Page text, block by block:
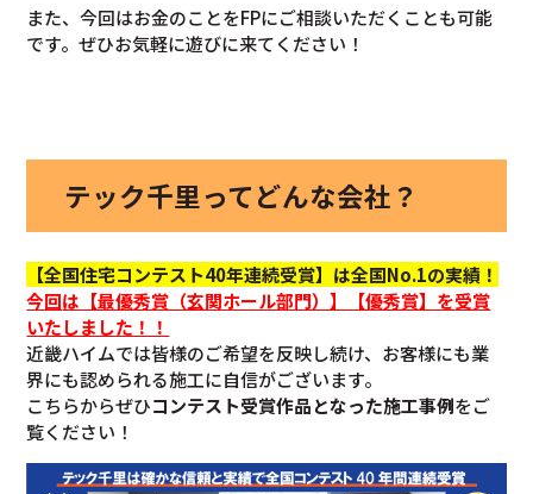
また、今回はお金のことをFPにご相談いただくことも可能
です。ぜひお気軽に遊びに来てください！
テック千里ってどんな会社？
【全国住宅コンテスト40年連続受賞】は全国No.1の実績！
今回は【最優秀賞（玄関ホール部門）】【優秀賞】を受賞
いたしました！！
近畿ハイムでは皆様のご希望を反映し続け、お客様にも業
界にも認められる施工に自信がございます。
こちらからぜひコンテスト受賞作品となった施工事例をご
覧ください！